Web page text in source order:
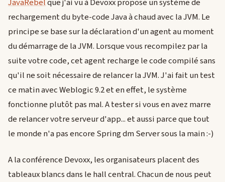
JavaRebelque j'ai vu à Devoxx propose un système de
rechargement du byte-code Java à chaud avec la JVM. Le
principe se base sur la déclaration d'un agent au moment
du démarrage de la JVM. Lorsque vous recompilez par la
suite votre code, cet agent recharge le code compilé sans
qu'il ne soit nécessaire de relancer la JVM. J'ai fait un test
ce matin avec Weblogic 9.2 et en effet, le système
fonctionne plutôt pas mal. A tester si vous en avez marre
de relancer votre serveur d'app... et aussi parce que tout
le monde n'a pas encore Spring dm Server sous la main :-)
A la conférence Devoxx, les organisateurs placent des
tableaux blancs dans le hall central. Chacun de nous peut